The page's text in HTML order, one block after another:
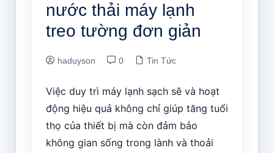
nước thải máy lạnh
treo tường đơn giản
haduyson 0 Tin Tức
Việc duy trì máy lạnh sạch sẽ và hoạt
động hiệu quả không chỉ giúp tăng tuổi
thọ của thiết bị mà còn đảm bảo
không gian sống trong lành và thoải